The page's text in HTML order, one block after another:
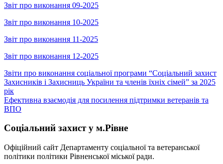
Звіт про виконання 09-2025
Звіт про виконання 10-2025
Звіт про виконання 11-2025
Звіт про виконання 12-2025
Навігація
записів
Звіти про виконання соціальної програми “Соціальний захист
Захисників і Захисниць України та членів їхніх сімей” за 2025
рік
Ефективна взаємодія для посилення підтримки ветеранів та
ВПО
Соціальний захист у м.Рівне
Офіційний сайт Департаменту соціальної та ветеранської
політики політики Рівненської міської ради.